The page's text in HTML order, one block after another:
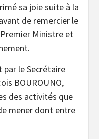
sa joie suite à la
de remercier le
Ministre et
par le Secrétaire
BOUROUNO,
des activités que
mener dont entre